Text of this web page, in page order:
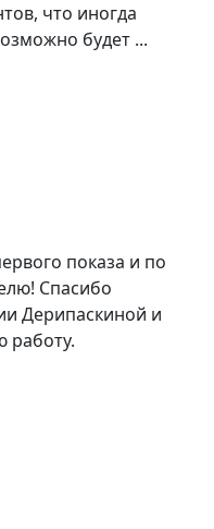
что иногда
будет ...
показа и по
Спасибо
Дерипаскиной и
работу.